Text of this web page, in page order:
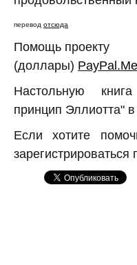
перевод отсюда
Помощь проекту
(доллары)
Настольную
принцип Эллиотта" в
Если хотите
зарегистрироваться